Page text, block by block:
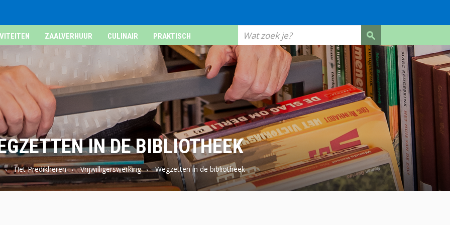
ZAALVERHUUR CULINAIR PRAKTISCH
Wat
zoek
je?
IN DE BIBLIOTHEEK
Het Predikheren Vrijwilligerswerking Wegzetten in de bibliotheek